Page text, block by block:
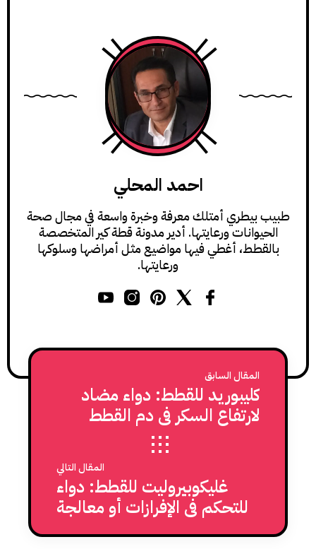
احمد المحلي
طبيب بيطري أمتلك معرفة وخبرة واسعة في مجال صحة
الحيوانات ورعايتها. أدير مدونة قطة كير المتخصصة
بالقطط، أغطي فيها مواضيع مثل أمراضها وسلوكها
ورعايتها.
المقال السابق
كليبوريد للقطط: دواء مضاد
لارتفاع السكر في دم القطط
المقال التالي
غليكوبيروليت للقطط: دواء
للتحكم في الإفرازات أو معالجة
بطء القلب اثناء العمليات